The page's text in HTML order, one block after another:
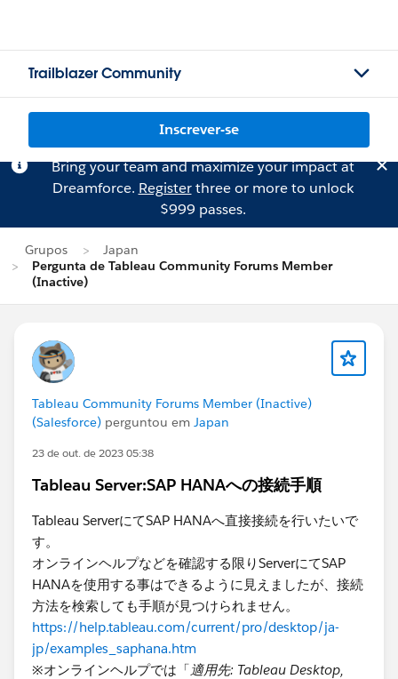
Trailblazer Community
Inscrever-se
Bring your team and maximize your impact at
Dreamforce. Registerthree or more to unlock
$999 passes.
Grupos
Japan
Pergunta de Tableau Community Forums Member
(Inactive)
Tableau Community Forums Member (Inactive)
(Salesforce) perguntou em Japan
23 de out. de 2023 05:38
Tableau Server:SAP HANAへの接続手順
Tableau ServerにてSAP HANAへ直接接続を行いたいで
す。
オンラインヘルプなどを確認する限りServerにてSAP
HANAを使用する事はできるように見えましたが、接続
方法を検索しても手順が見つけられません。
https://help.tableau.com/current/pro/desktop/ja-
jp/examples_saphana.htm
※オンラインヘルプでは「適用先: Tableau Desktop,